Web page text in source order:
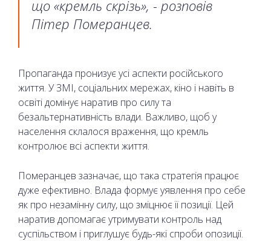
що «кремль скрізь», - розповів
Пітер Померанцев.
Пропаганда пронизує усі аспекти російського
життя. У ЗМІ, соціальних мережах, кіно і навіть в
освіті домінує наратив про силу та
безальтернативність влади. Важливо, щоб у
населення склалося враження, що кремль
контролює всі аспекти життя.
Померанцев зазначає, що така стратегія працює
дуже ефективно. Влада формує уявлення про себе
як про незамінну силу, що зміцнює її позиції. Цей
наратив допомагає утримувати контроль над
суспільством і приглушує будь-які спроби опозиції.